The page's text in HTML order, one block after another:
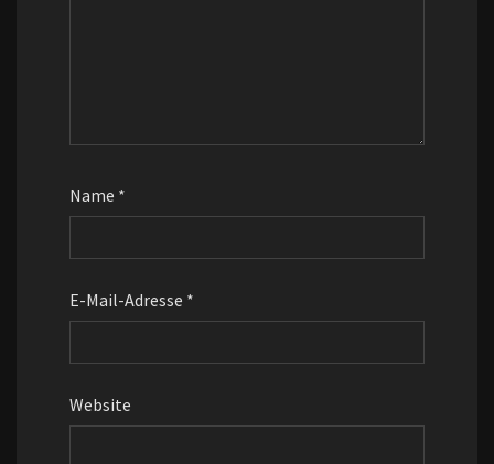
Name *
E-Mail-Adresse *
Website